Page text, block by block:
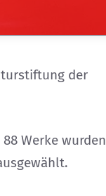
der
Werke wurden